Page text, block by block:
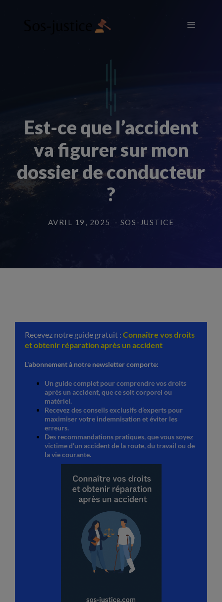
Menu
Est-ce que l’accident
va figurer sur mon
dossier de conducteur
?
AVRIL 19, 2025 - SOS-JUSTICE